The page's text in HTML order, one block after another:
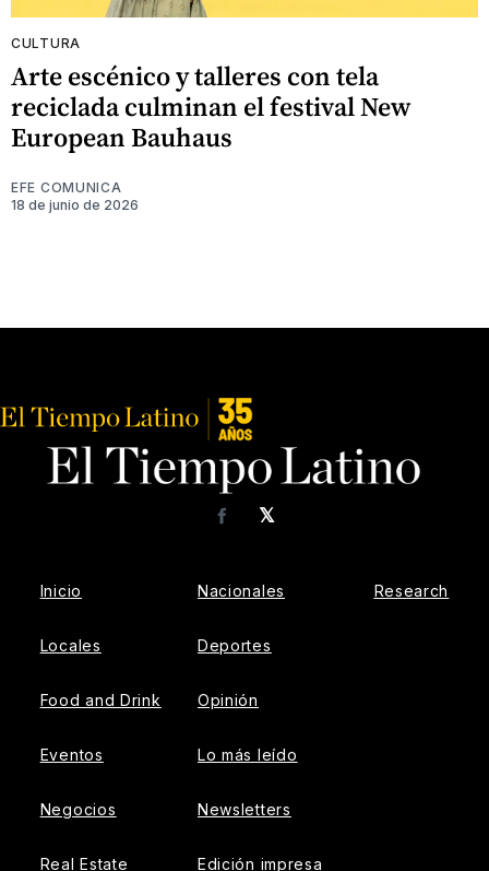
CULTURA
Arte escénico y talleres con tela
reciclada culminan el festival New
European Bauhaus
EFE COMUNICA
18 de junio de 2026
𝕏
Facebook
Inicio
Locales
Food and Drink
Eventos
Negocios
Real Estate
Nacionales
Deportes
Opinión
Lo más leído
Newsletters
Edición impresa
Research